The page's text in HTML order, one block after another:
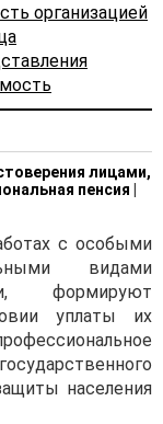
организацией
лицами,
пенсия
с особыми
видами
формируют
уплаты их
населения